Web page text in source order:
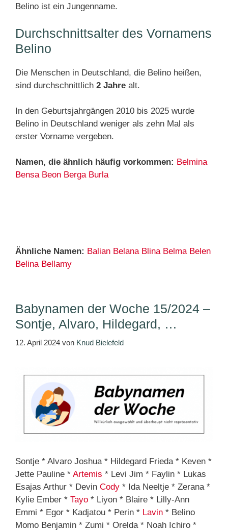
Belino ist ein Jungenname.
Durchschnittsalter des Vornamens
Belino
Die Menschen in Deutschland, die Belino heißen,
sind durchschnittlich 2 Jahre alt.
In den Geburtsjahrgängen 2010 bis 2025 wurde
Belino in Deutschland weniger als zehn Mal als
erster Vorname vergeben.
Namen, die ähnlich häufig vorkommen: Belmina
Bensa Beon Berga Burla
Ähnliche Namen: Balian Belana Blina Belma Belen
Belina Bellamy
Babynamen der Woche 15/2024 –
Sontje, Alvaro, Hildegard, …
12. April 2024 von Knud Bielefeld
Sontje * Alvaro Joshua * Hildegard Frieda * Keven *
Jette Pauline * Artemis * Levi Jim * Faylin * Lukas
Esajas Arthur * Devin Cody * Ida Neeltje * Zerana *
Kylie Ember * Tayo * Liyon * Blaire * Lilly-Ann
Emmi * Egor * Kadjatou * Perin * Lavin * Belino
Momo Benjamin * Zumi * Orelda * Noah Ichiro *